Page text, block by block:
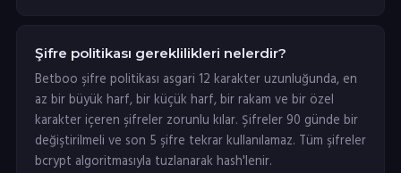
Şifre politikası gereklilikleri nelerdir?
Betboo şifre politikası asgari 12 karakter uzunluğunda, en
az bir büyük harf, bir küçük harf, bir rakam ve bir özel
karakter içeren şifreler zorunlu kılar. Şifreler 90 günde bir
değiştirilmeli ve son 5 şifre tekrar kullanılamaz. Tüm şifreler
bcrypt algoritmasıyla tuzlanarak hash'lenir.